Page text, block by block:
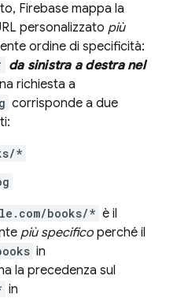
Firebase mappa la
personalizzato più
ordine di specificità:
da sinistra a destra nel
richiesta a
corrisponde a due
*
books/* è il
più specifico perché il
in
la precedenza sul
in